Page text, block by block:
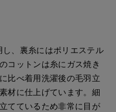
、裏糸にはポリエステル
コットンは糸にガス焼き
比べ着用洗濯後の毛羽立
材に仕上げています。細
てているため非常に目が